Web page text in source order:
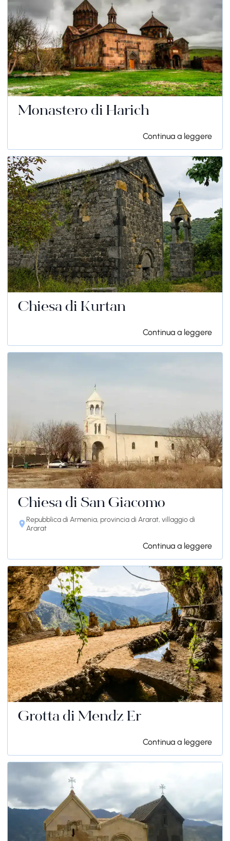
Monastero di Harich
Continua a leggere
Chiesa di Kurtan
Continua a leggere
Chiesa di San Giacomo
Repubblica di Armenia, provincia di Ararat, villaggio di
Ararat
Continua a leggere
Grotta di Mendz Er
Continua a leggere